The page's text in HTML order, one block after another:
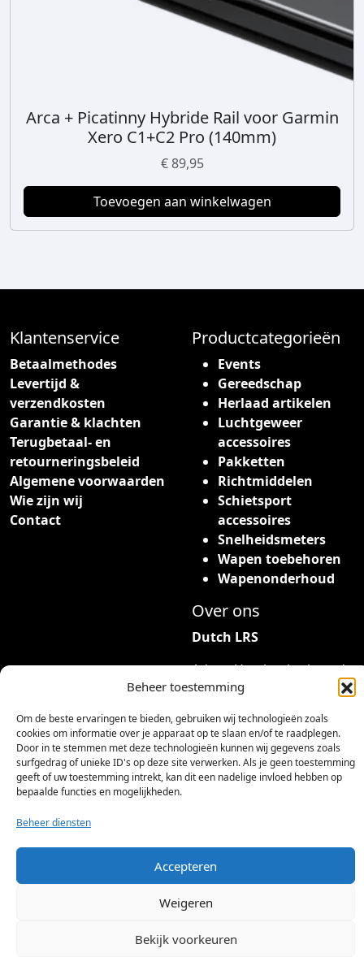
Beheer toestemming
Om de beste ervaringen te bieden, gebruiken wij technologieën zoals
cookies om informatie over je apparaat op te slaan en/of te raadplegen.
Door in te stemmen met deze technologieën kunnen wij gegevens zoals
surfgedrag of unieke ID's op deze site verwerken. Als je geen toestemming
geeft of uw toestemming intrekt, kan dit een nadelige invloed hebben op
bepaalde functies en mogelijkheden.
Beheer diensten
Accepteren
Weigeren
Bekijk voorkeuren
Arca + Picatinny Hybride Rail voor Garmin
Xero C1+C2 Pro (140mm)
€89,95
Toevoegen aan winkelwagen
Klantenservice
Betaalmethodes
Levertijd &
verzendkosten
Garantie & klachten
Terugbetaal- en
retourneringsbeleid
Algemene voorwaarden
Wie zijn wij
Contact
Productcategorieën
Events
Gereedschap
Herlaad artikelen
Luchtgeweer
accessoires
Pakketten
Richtmiddelen
Schietsport
accessoires
Snelheidsmeters
Wapen toebehoren
Wapenonderhoud
Over ons
Dutch LRS
Adres: Hambeukerboord
35
(geen bezoekadres)
info@dutchlrs.nl
+31 45 2123953
2026 Dutch LRS